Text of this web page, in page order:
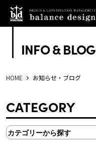
INFO & BLOG
HOME お知らせ・ブログ
CATEGORY